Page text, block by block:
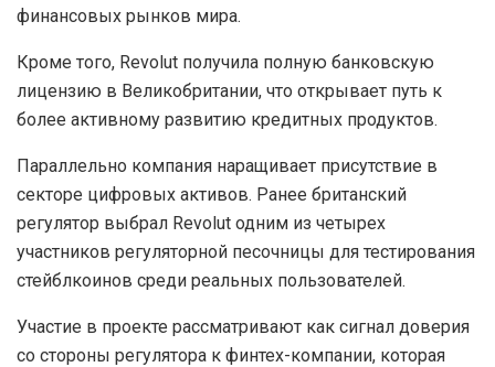
финансовых рынков мира.
Кроме того, Revolut получила полную банковскую
лицензию в Великобритании, что открывает путь к
более активному развитию кредитных продуктов.
Параллельно компания наращивает присутствие в
секторе цифровых активов. Ранее британский
регулятор выбрал Revolut одним из четырех
участников регуляторной песочницы для тестирования
стейблкоинов среди реальных пользователей.
Участие в проекте рассматривают как сигнал доверия
со стороны регулятора к финтех-компании, которая